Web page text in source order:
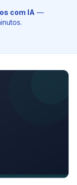
com IA —